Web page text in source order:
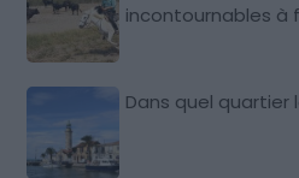
incontournables à
Dans quel quartier